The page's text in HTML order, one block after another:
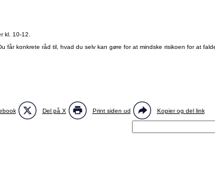
kl. 10-12.
konkrete råd til, hvad du selv kan gøre for at mindske risikoen for at
Del på X Print siden ud Kopier og del link